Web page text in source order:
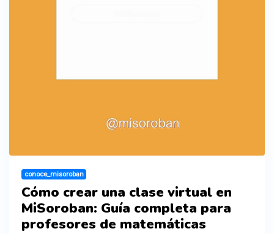
conoce_misoroban
Cómo crear una clase virtual en
MiSoroban: Guía completa para
profesores de matemáticas